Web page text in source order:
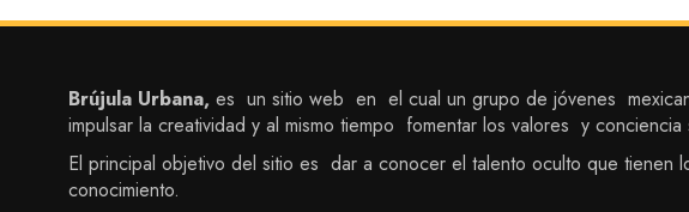
Brújula Urbana, es un sitio web en el cual un grupo de jóvenes
impulsar la creatividad y al mismo tiempo fomentar los valores y
El principal objetivo del sitio es dar a conocer el talento oculto que tienen
conocimiento.